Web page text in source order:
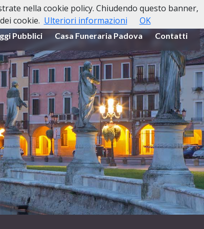
Pubblici Casa Funeraria Padova Contatti
nella cookie policy. Chiudendo questo banner,
cookie. Ulteriori informazioni OK